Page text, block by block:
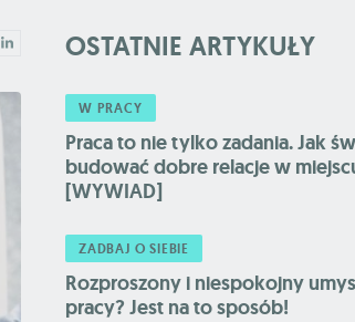
OSTATNIE ARTYKUŁY
W PRACY
Praca to nie tylko zadania. Jak
budować dobre relacje w
[WYWIAD]
ZADBAJ O SIEBIE
Rozproszony i niespokojny
pracy? Jest na to sposób!